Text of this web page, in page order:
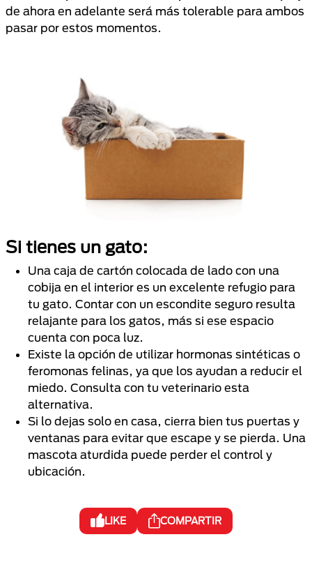
de ahora en adelante será más tolerable para ambos
pasar por estos momentos.
Si tienes un gato:
Una caja de cartón colocada de lado con una
cobija en el interior es un excelente refugio para
tu gato. Contar con un escondite seguro resulta
relajante para los gatos, más si ese espacio
cuenta con poca luz.
Existe la opción de utilizar hormonas sintéticas o
feromonas felinas, ya que los ayudan a reducir el
miedo. Consulta con tu veterinario esta
alternativa.
Si lo dejas solo en casa, cierra bien tus puertas y
ventanas para evitar que escape y se pierda. Una
mascota aturdida puede perder el control y
ubicación.
LIKE COMPARTIR